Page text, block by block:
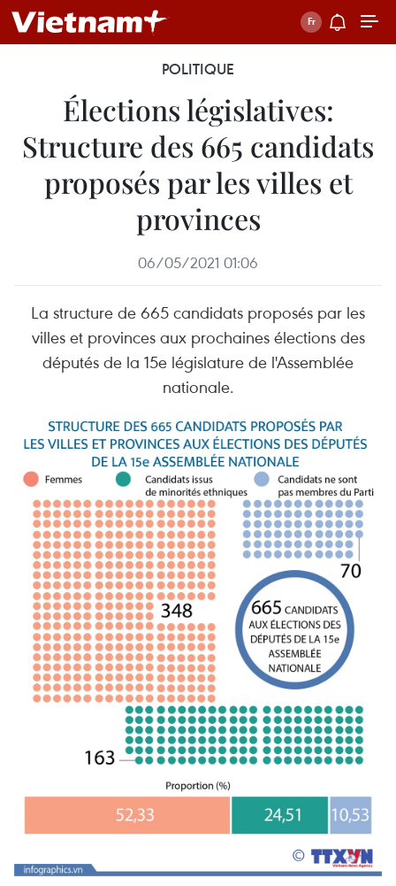
POLITIQUE
Élections législatives:
Structure des 665 candidats
proposés par les villes et
provinces
06/05/2021 01:06
La structure de 665 candidats proposés par les
villes et provinces aux prochaines élections des
députés de la 15e législature de l'Assemblée
nationale.